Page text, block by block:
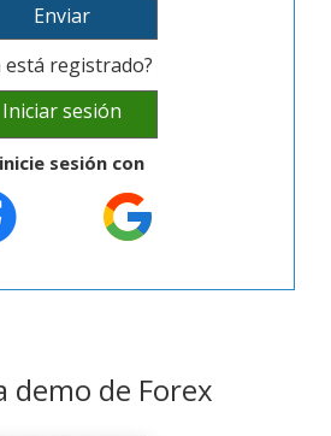
Enviar
está registrado?
Iniciar sesión
sesión con
demo de Forex